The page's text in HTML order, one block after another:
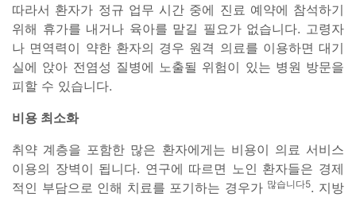
따라서 환자가 정규 업무 시간 중에 진료 예약에 참석하기
위해 휴가를 내거나 육아를 맡길 필요가 없습니다. 고령자
나 면역력이 약한 환자의 경우 원격 의료를 이용하면 대기
실에 앉아 전염성 질병에 노출될 위험이 있는 병원 방문을
피할 수 있습니다.
비용 최소화
취약 계층을 포함한 많은 환자에게는 비용이 의료 서비스
이용의 장벽이 됩니다. 연구에 따르면 노인 환자들은 경제
적인 부담으로 인해 치료를 포기하는 경우가 많습니다5. 지방